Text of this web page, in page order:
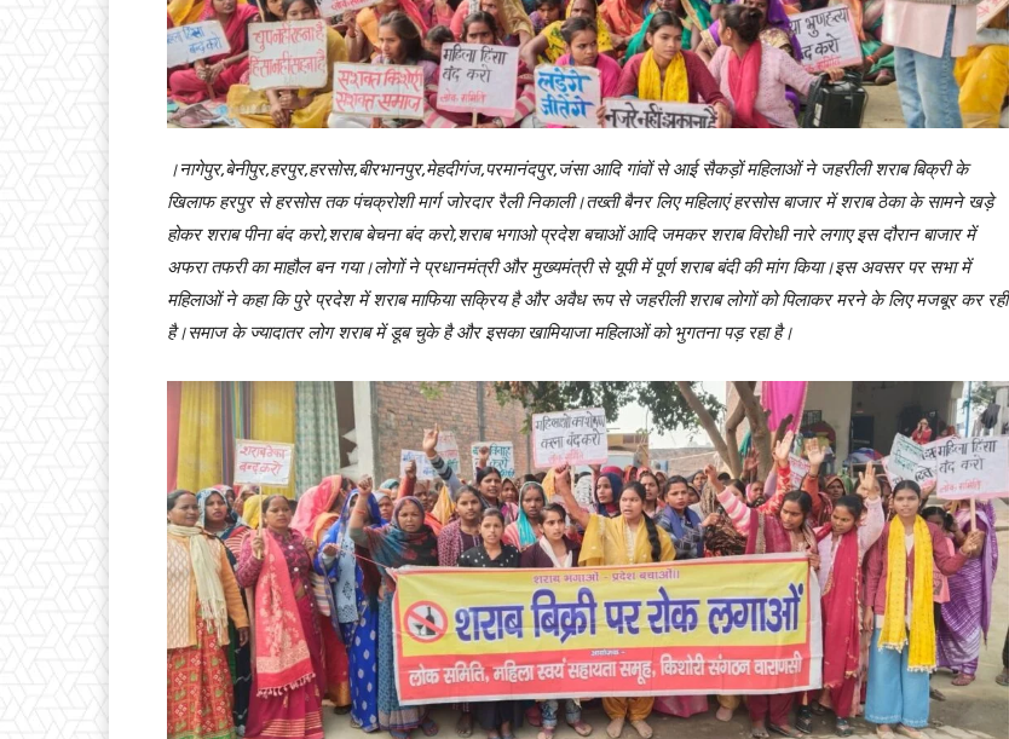
।नागेपुर,बेनीपुर,हरपुर,हरसोस,बीरभानपुर,मेहदीगंज,परमानंदपुर,जंसा आदि गांवों से आई सैकड़ों महिलाओं ने जहरीली शराब बिक्री के
खिलाफ हरपुर से हरसोस तक पंचक्रोशी मार्ग जोरदार रैली निकाली।तख्ती बैनर लिए महिलाएं हरसोस बाजार में शराब ठेका के सामने खड़े
होकर शराब पीना बंद करो,शराब बेचना बंद करो,शराब भगाओ प्रदेश बचाओं आदि जमकर शराब विरोधी नारे लगाए इस दौरान बाजार में
अफरा तफरी का माहौल बन गया।लोगों ने प्रधानमंत्री और मुख्यमंत्री से यूपी में पूर्ण शराब बंदी की मांग किया।इस अवसर पर सभा में
महिलाओं ने कहा कि पुरे प्रदेश में शराब माफिया सक्रिय है और अवैध रूप से जहरीली शराब लोगों को पिलाकर मरने के लिए मजबूर कर रही
है।समाज के ज्यादातर लोग शराब में डूब चुके है और इसका खामियाजा महिलाओं को भुगतना पड़ रहा है।